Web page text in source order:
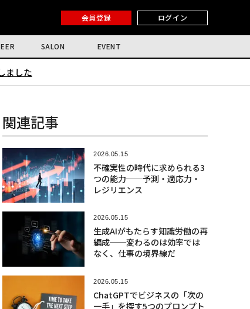
会員登録 ログイン
SALON EVENT
ました
関連記事
2026.05.15
不確実性の時代に求められる3
つの能力──予測・適応力・
レジリエンス
2026.05.15
生成AIがもたらす知識労働の再
編成──変わるのは効率では
なく、仕事の境界線だ
2026.05.15
ChatGPTでビジネスの「次の
一手」を探す5つのプロンプト